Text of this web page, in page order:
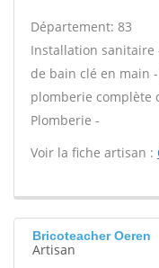
Département: 83
Installation sanitaire
de bain clé en main
plomberie complète
Plomberie -
Voir la fiche artisan :
Bricoteacher Oeren
Artisan